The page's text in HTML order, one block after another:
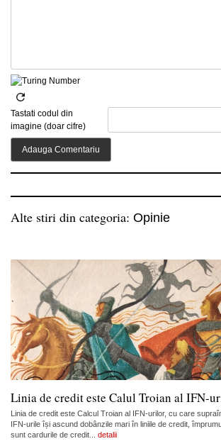
Tastati codul din
imagine (doar cifre)
Alte stiri din categoria: Opinie
Linia de credit este Calul Troian al IFN-
Linia de credit este Calcul Troian al IFN-urilor, cu care
IFN-urile își ascund dobânzile mari în liniile de credit,
sunt cardurile de credit... detalii